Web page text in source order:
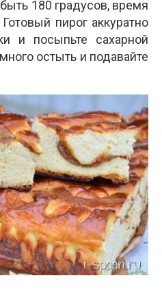
180 градусов, время
пирог аккуратно
и посыпьте сахарной
остыть и подавайте